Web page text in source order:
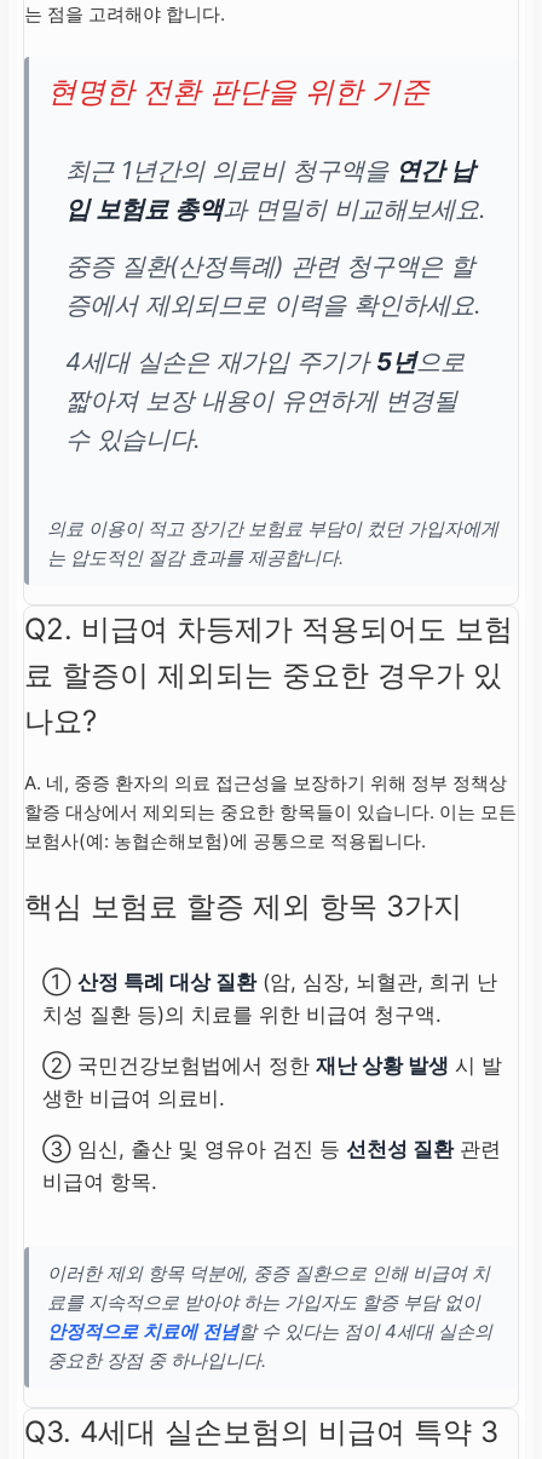
는 점을 고려해야 합니다.
현명한 전환 판단을 위한 기준
최근 1년간의 의료비 청구액을 연간 납
입 보험료 총액과 면밀히 비교해보세요.
중증 질환(산정특례) 관련 청구액은 할
증에서 제외되므로 이력을 확인하세요.
4세대 실손은 재가입 주기가 5년으로
짧아져 보장 내용이 유연하게 변경될
수 있습니다.
의료 이용이 적고 장기간 보험료 부담이 컸던 가입자에게
는 압도적인 절감 효과를 제공합니다.
Q2. 비급여 차등제가 적용되어도 보험
료 할증이 제외되는 중요한 경우가 있
나요?
A. 네, 중증 환자의 의료 접근성을 보장하기 위해 정부 정책상
할증 대상에서 제외되는 중요한 항목들이 있습니다. 이는 모든
보험사(예: 농협손해보험)에 공통으로 적용됩니다.
핵심 보험료 할증 제외 항목 3가지
① 산정 특례 대상 질환(암, 심장, 뇌혈관, 희귀 난
치성 질환 등)의 치료를 위한 비급여 청구액.
② 국민건강보험법에서 정한 재난 상황 발생 시 발
생한 비급여 의료비.
③ 임신, 출산 및 영유아 검진 등 선천성 질환관련
비급여 항목.
이러한 제외 항목 덕분에, 중증 질환으로 인해 비급여 치
료를 지속적으로 받아야 하는 가입자도 할증 부담 없이
안정적으로 치료에 전념할 수 있다는 점이 4세대 실손의
중요한 장점 중 하나입니다.
Q3. 4세대 실손보험의 비급여 특약 3